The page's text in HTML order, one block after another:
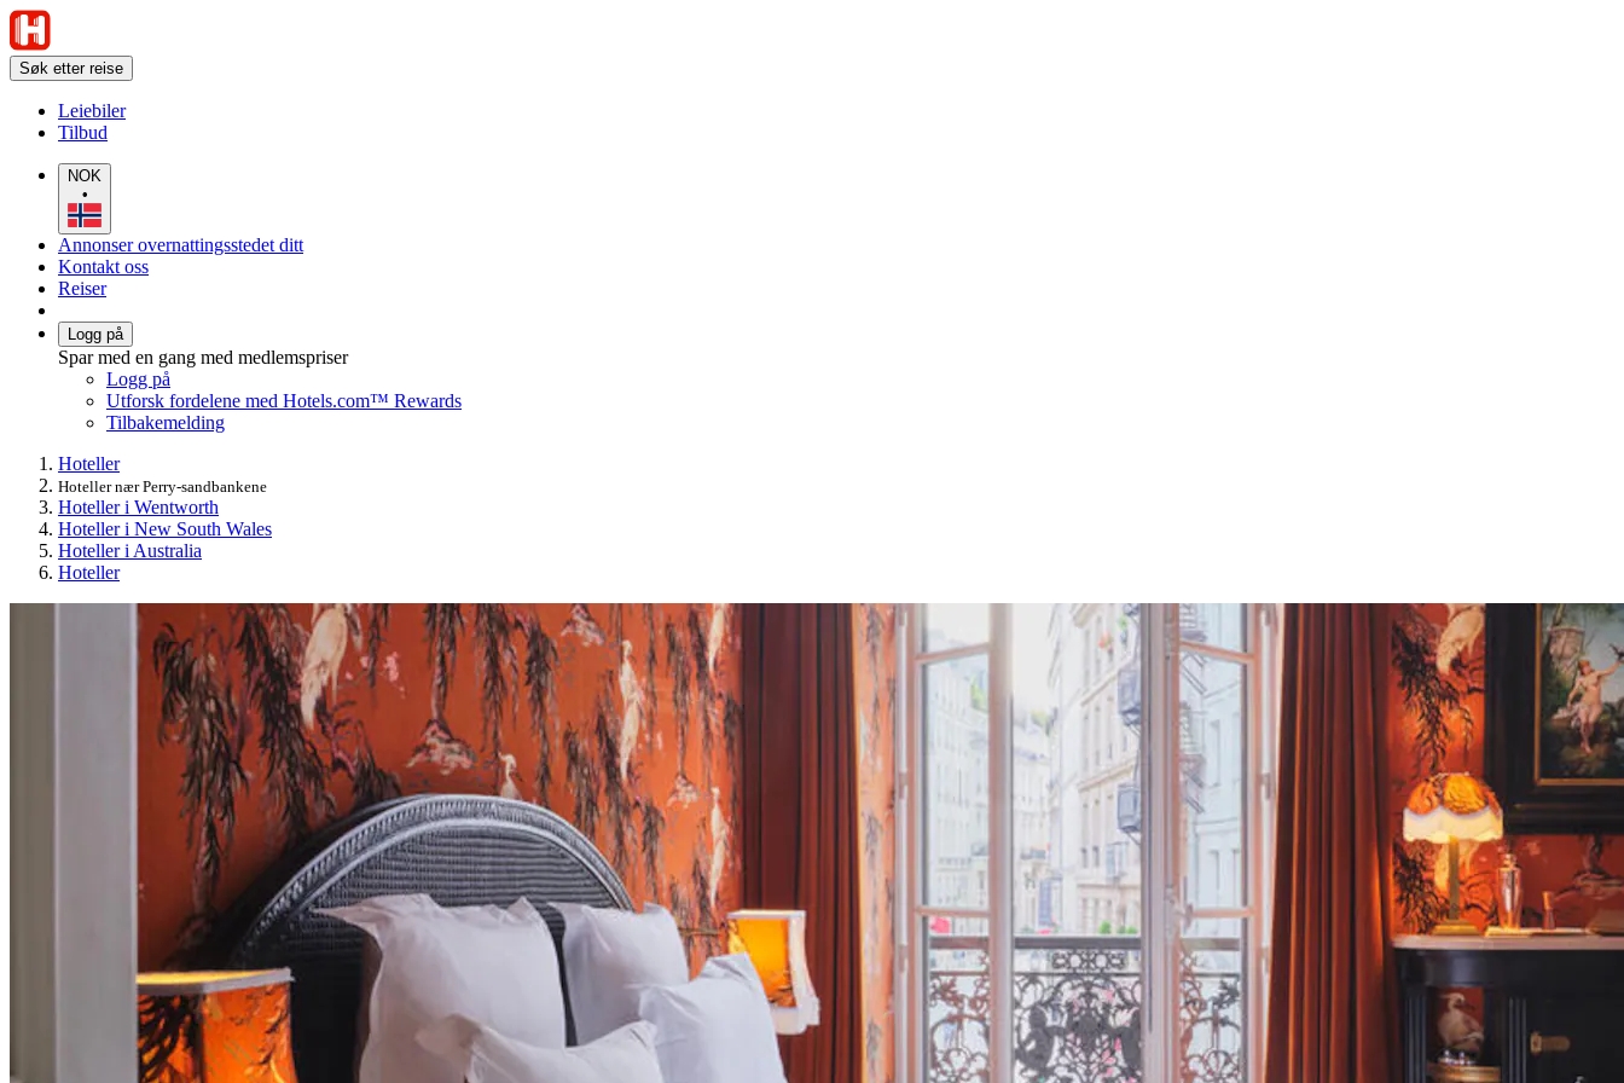
Søk etter reise
Leiebiler
Tilbud
NOK
•
Annonser overnattingsstedet ditt
Kontakt oss
Reiser
Logg på
Spar med en gang med medlemspriser
Logg på
Utforsk fordelene med Hotels.com™ Rewards
Tilbakemelding
Hoteller
Hoteller nær Perry-sandbankene
Hoteller i Wentworth
Hoteller i New South Wales
Hoteller i Australia
Hoteller